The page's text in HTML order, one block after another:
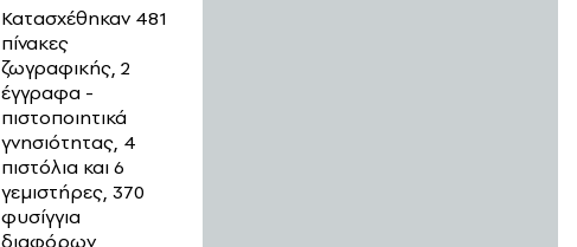
Κατασχέθηκαν 481
πίνακες
ζωγραφικής, 2
έγγραφα -
πιστοποιητικά
γνησιότητας, 4
πιστόλια και 6
γεμιστήρες, 370
φυσίγγια
διαφόρων